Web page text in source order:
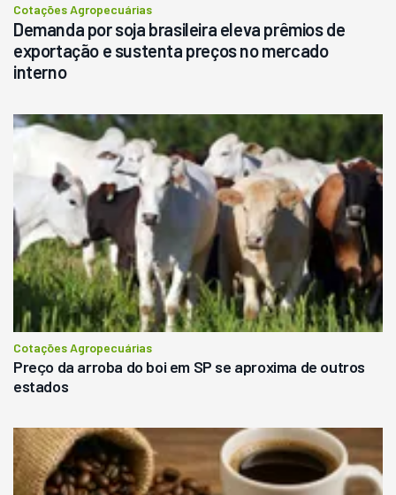
Cotações Agropecuárias
Demanda por soja brasileira eleva prêmios de
exportação e sustenta preços no mercado
interno
Cotações Agropecuárias
Preço da arroba do boi em SP se aproxima de outros
estados